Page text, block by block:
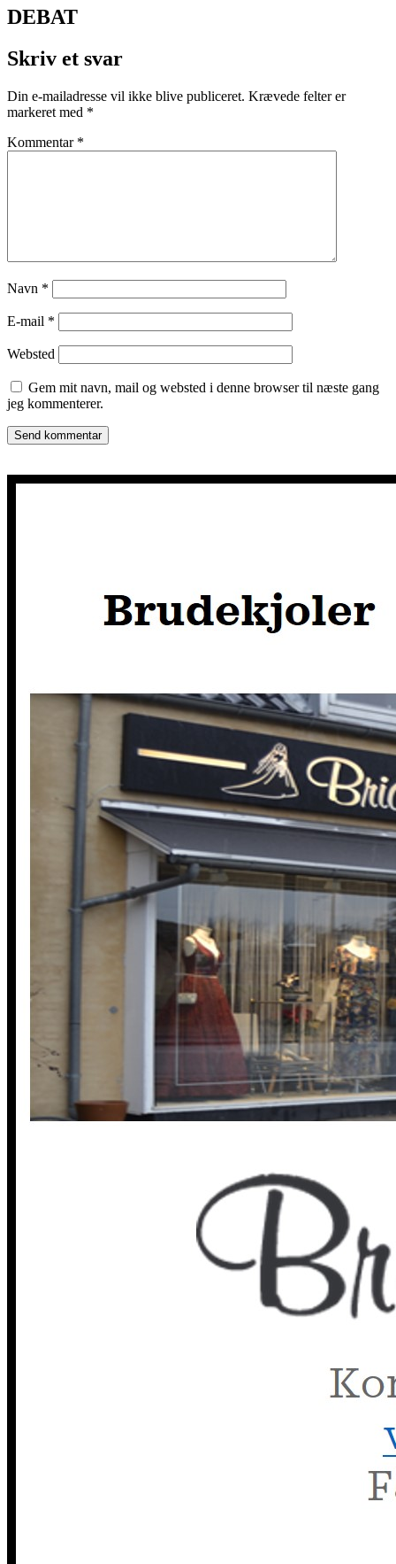
DEBAT
Skriv et svar
Din e-mailadresse vil ikke blive publiceret. Krævede felter er
markeret med *
Kommentar *
Navn *
E-mail *
Websted
Gem mit navn, mail og websted i denne browser til næste gang
jeg kommenterer.